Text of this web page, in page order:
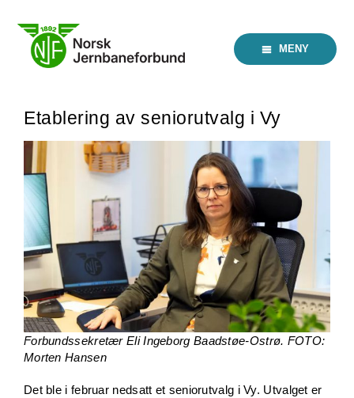
content
MENY
Etablering av seniorutvalg i Vy
Forbundssekretær Eli Ingeborg Baadstøe-Ostrø. FOTO:
Morten Hansen
Det ble i februar nedsatt et seniorutvalg i Vy. Utvalget er